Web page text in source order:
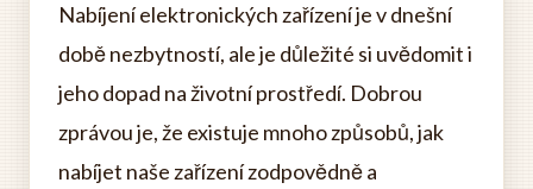
Nabíjení elektronických zařízení je v dnešní
době nezbytností, ale je důležité si uvědomit i
jeho dopad na životní prostředí. Dobrou
zprávou je, že existuje mnoho způsobů, jak
nabíjet naše zařízení zodpovědně a